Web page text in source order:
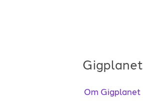
Gigplanet
Om Gigplanet